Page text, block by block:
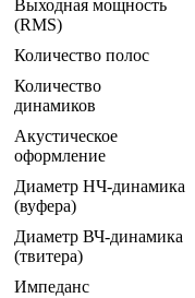
Выходная мощность
(RMS)
Количество полос
Количество
динамиков
Акустическое
оформление
Диаметр НЧ-динамика
(вуфера)
Диаметр ВЧ-динамика
(твитера)
Импеданс